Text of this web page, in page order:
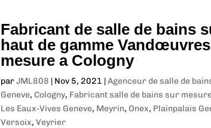
Fabricant de salle de bains
haut de gamme
mesure a Cologny
parJML808 | Nov 5, 2021 |Agenceur de salle de
Geneve, Cologny, Fabricant salle de bains sur
Les Eaux-Vives Geneve, Meyrin, Onex, Plainpalais
Versoix, Veyrier